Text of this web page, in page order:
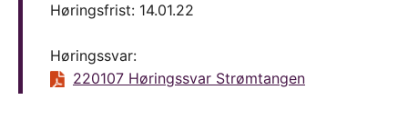
Høringsfrist: 14.01.22
Høringssvar:
220107 Høringssvar Strømtangen